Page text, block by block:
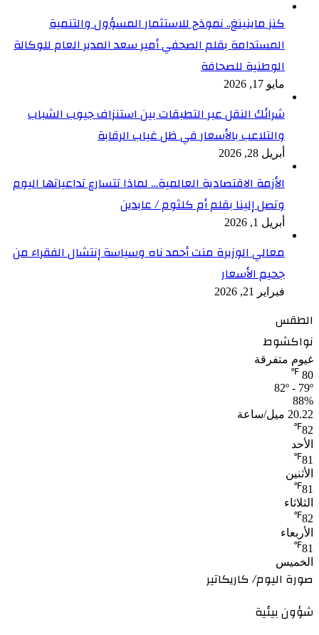
كنز ماينينغ.. نموذج للاستثمار المسؤول والتنمية
المستدامة بقلم الصحفي أمير سعد المدير العام للوكالة
الوطنية للصحافة
مايو 17, 2026
شرائك النقل عبر التطبقات بين استنزاف جيوب الشباب
والتلاعب بالأسعار في ظل غياب الرقابة
أبريل 28, 2026
الأزمة الاقتصادية العالمية… لماذا تتسارع تداعياتها اليوم
وتصل إلينا بقلم أم كلثوم / عابدين
أبريل 1, 2026
معالي الوزيرة منت أحمد ناه وسياسة إنتشال الفقراء من
جحيم الأسعار
فبراير 21, 2026
الطقس
نواكشوط
غيوم متفرقة
80
℉
82º - 79º
88%
20.22 ميل/ساعة
82
℉
الأحد
81
℉
الأثنين
81
℉
الثلاثاء
82
℉
الأربعاء
81
℉
الخميس
صورة اليوم/ كاريكاتير
شؤون بيئية